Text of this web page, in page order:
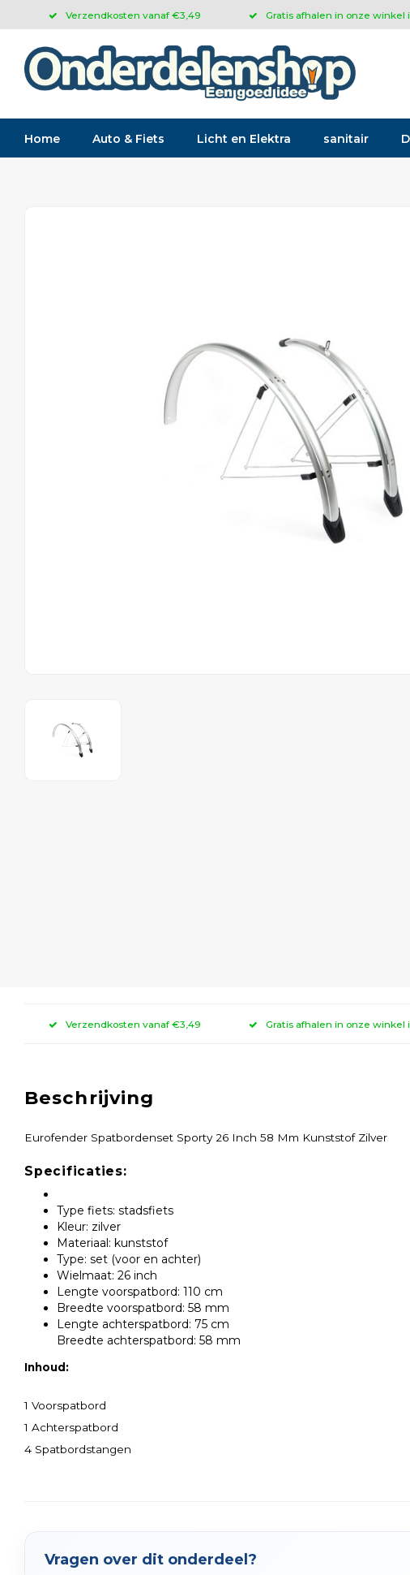
Verzendkosten vanaf €3,49 Gratis afhalen in onze winkel
Home Auto & Fiets Licht en Elektra sanitair
Verzendkosten vanaf €3,49 Gratis afhalen in onze winkel
Beschrijving
Eurofender Spatbordenset Sporty 26 Inch 58 Mm Kunststof Zilver
Specificaties:
Type fiets: stadsfiets
Kleur: zilver
Materiaal: kunststof
Type: set (voor en achter)
Wielmaat: 26 inch
Lengte voorspatbord: 110 cm
Breedte voorspatbord: 58 mm
Lengte achterspatbord: 75 cm
Breedte achterspatbord: 58 mm
Inhoud:
1 Voorspatbord
1 Achterspatbord
4 Spatbordstangen
Vragen over dit onderdeel?